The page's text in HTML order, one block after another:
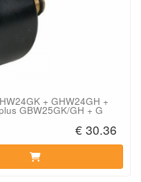
+ GHW24GH +
GBW25GK/GH + G
€ 30.36